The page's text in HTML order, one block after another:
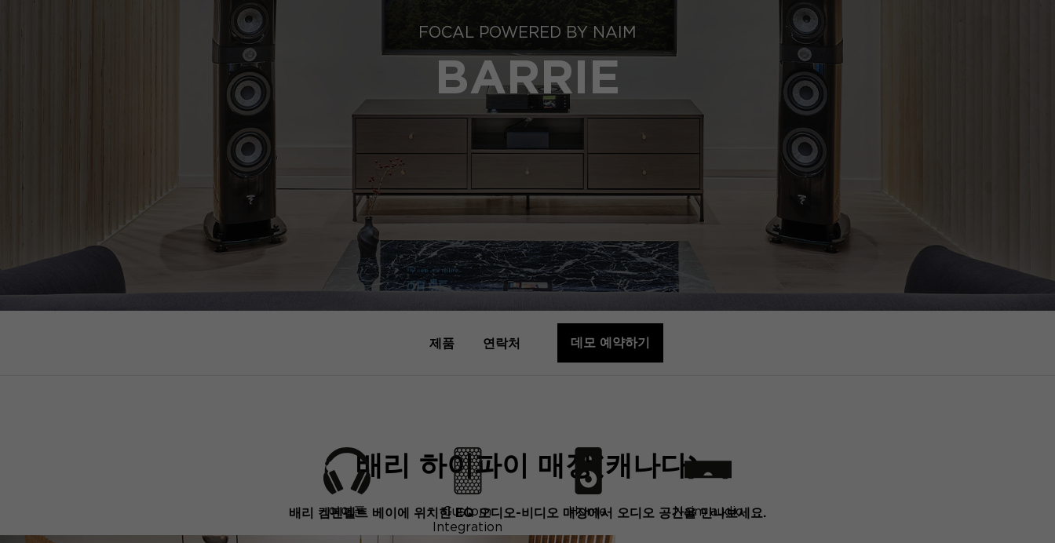
FOCAL POWERED BY NAIM
BARRIE
제품 연락처 데모 예약하기
배리 하이파이 매장(캐나다)
배리 켐펜펠트 베이에 위치한 EQ 오디오-비디오 매장에서 오디오 공간을 만나보세요.
이어폰
Custom
Integration
Home Naim audio